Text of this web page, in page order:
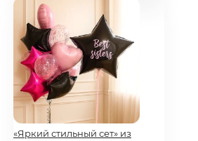
«Яркий стильный сет» из